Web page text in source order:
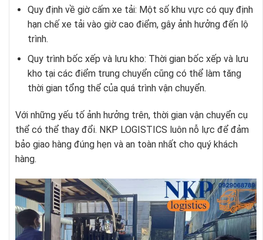
Quy định về giờ cấm xe tải: Một số khu vực có quy định
hạn chế xe tải vào giờ cao điểm, gây ảnh hưởng đến lộ
trình.
Quy trình bốc xếp và lưu kho: Thời gian bốc xếp và lưu
kho tại các điểm trung chuyển cũng có thể làm tăng
thời gian tổng thể của quá trình vận chuyển.
Với những yếu tố ảnh hưởng trên, thời gian vận chuyển cụ
thể có thể thay đổi. NKP LOGISTICS luôn nỗ lực để đảm
bảo giao hàng đúng hẹn và an toàn nhất cho quý khách
hàng.